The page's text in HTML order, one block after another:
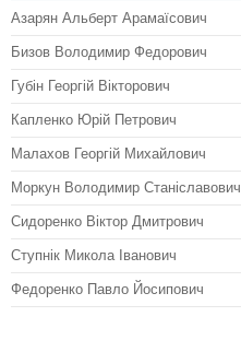
Азарян Альберт Арамаїсович
Бизов Володимир Федорович
Губін Георгій Вікторович
Капленко Юрій Петрович
Малахов Георгій Михайлович
Моркун Володимир Станіславович
Сидоренко Віктор Дмитрович
Ступнік Микола Іванович
Федоренко Павло Йосипович